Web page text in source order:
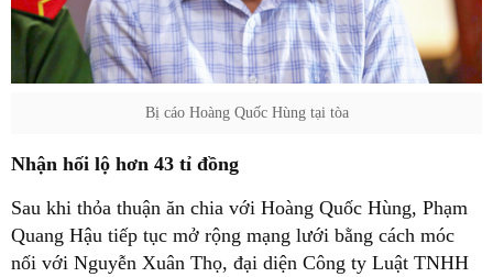
Bị cáo Hoàng Quốc Hùng tại tòa
Nhận hối lộ hơn 43 tỉ đồng
Sau khi thỏa thuận ăn chia với Hoàng Quốc Hùng, Phạm
Quang Hậu tiếp tục mở rộng mạng lưới bằng cách móc
nối với Nguyễn Xuân Thọ, đại diện Công ty Luật TNHH